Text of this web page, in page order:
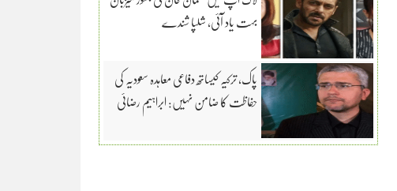
بہت یاد آئی، شلپا شندے
پاک، ترکیہ کیساتھ دفاعی معاہدہ سعودیہ کی
حفاظت کا ضامن نہیں: ابراہیم رضائی